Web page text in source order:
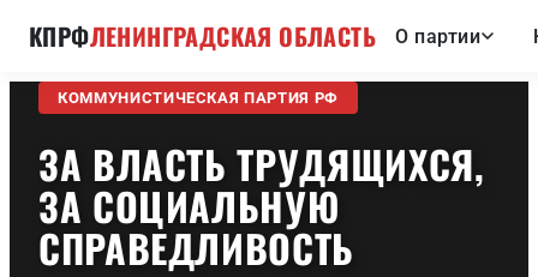
КПРФЛЕНИНГРАДСКАЯ ОБЛАСТЬ О партии
КОММУНИСТИЧЕСКАЯ ПАРТИЯ РФ
ЗА ВЛАСТЬ ТРУДЯЩИХСЯ,
ЗА СОЦИАЛЬНУЮ
СПРАВЕДЛИВОСТЬ